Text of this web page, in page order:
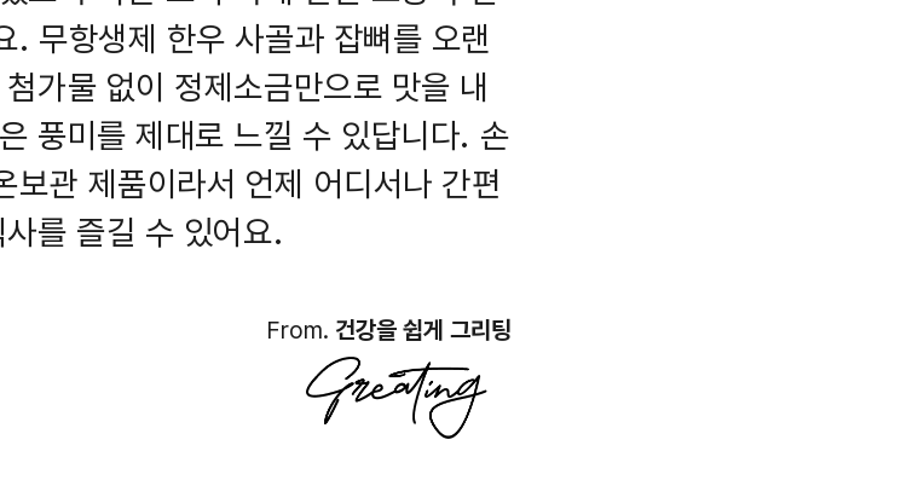
. 무항생제 한우 사골과 잡뼈를 오랜
가물 없이 정제소금만으로 맛을 내
풍미를 제대로 느낄 수 있답니다. 손
보관 제품이라서 언제 어디서나 간편
를 즐길 수 있어요.
From. 건강을 쉽게 그리팅